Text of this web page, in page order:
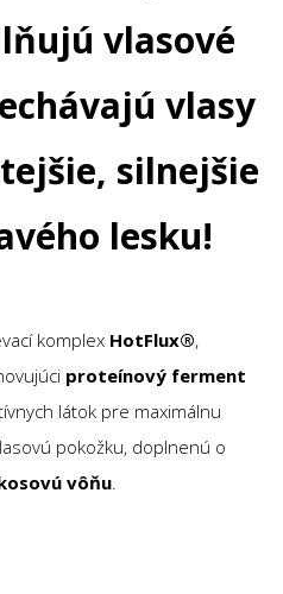
vlasové
vlasy
silnejšie
lesku!
komplexHotFlux®,
proteínový ferment
látok pre maximálnu
pokožku, doplnenú o
vôňu.